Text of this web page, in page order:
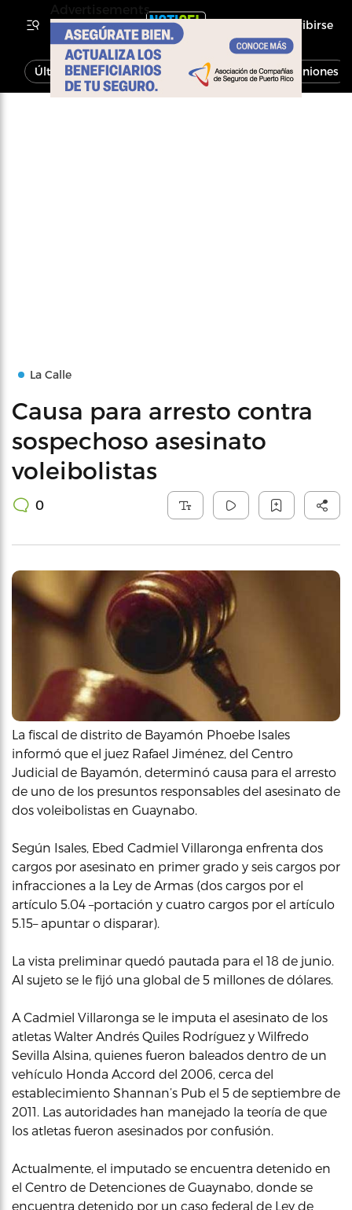
Inscribirse
Última Hora Noticias Economía Opiniones
La Calle
Causa para arresto contra
sospechoso asesinato
voleibolistas
0
La fiscal de distrito de Bayamón Phoebe Isales
informó que el juez Rafael Jiménez, del Centro
Judicial de Bayamón, determinó causa para el arresto
de uno de los presuntos responsables del asesinato de
dos voleibolistas en Guaynabo.
Según Isales, Ebed Cadmiel Villaronga enfrenta dos
cargos por asesinato en primer grado y seis cargos por
infracciones a la Ley de Armas (dos cargos por el
artículo 5.04 –portación y cuatro cargos por el artículo
5.15– apuntar o disparar).
La vista preliminar quedó pautada para el 18 de junio.
Al sujeto se le fijó una global de 5 millones de dólares.
A Cadmiel Villaronga se le imputa el asesinato de los
atletas Walter Andrés Quiles Rodríguez y Wilfredo
Sevilla Alsina, quienes fueron baleados dentro de un
vehículo Honda Accord del 2006, cerca del
establecimiento Shannan’s Pub el 5 de septiembre de
2011. Las autoridades han manejado la teoría de que
los atletas fueron asesinados por confusión.
Actualmente, el imputado se encuentra detenido en
el Centro de Detenciones de Guaynabo, donde se
encuentra detenido por un caso federal de Ley de
Advertisements